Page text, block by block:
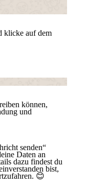
klicke auf dem
können,
und
senden“
Daten an
dazu findest du
bist,
😊